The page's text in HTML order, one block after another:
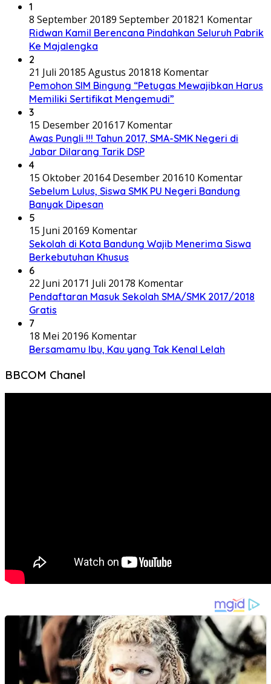
1
8 September 20189 September 201821 Komentar
Ridwan Kamil Berencana Pindahkan Seluruh Pabrik
Ke Majalengka
2
21 Juli 20185 Agustus 201818 Komentar
Pemohon SIM Bingung “Petugas Mewajibkan Harus
Memiliki Sertifikat Mengemudi”
3
15 Desember 201617 Komentar
Awas Pungli !!! Tahun 2017, SMA-SMK Negeri di
Jabar Dilarang Tarik DSP
4
15 Oktober 20164 Desember 201610 Komentar
Sebelum Lulus, Siswa SMK PU Negeri Bandung
Banyak Dipesan
5
15 Juni 20169 Komentar
Sekolah di Kota Bandung Wajib Menerima Siswa
Berkebutuhan Khusus
6
22 Juni 20171 Juli 20178 Komentar
Pendaftaran Masuk Sekolah SMA/SMK 2017/2018
Gratis
7
18 Mei 20196 Komentar
Bersamamu Ibu, Kau yang Tak Kenal Lelah
BBCOM Chanel